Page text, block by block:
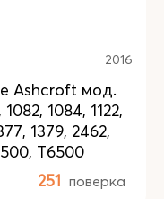
2016
Ashcroft мод.
1084, 1122,
1379, 2462,
T6500
251 поверка